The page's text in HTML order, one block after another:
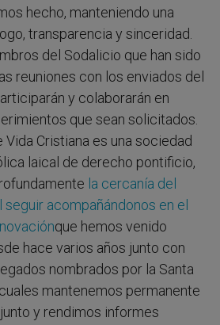
hecho, manteniendo una
transparencia y sinceridad.
del Sodalicio que han sido
reuniones con los enviados del
y colaborarán en
que sean solicitados.
Vida Cristiana es una sociedad
laical de derecho pontificio,
la cercanía del
seguir acompañándonos en el
que hemos venido
hace varios años junto con
nombrados por la Santa
mantenemos permanente
y rendimos informes